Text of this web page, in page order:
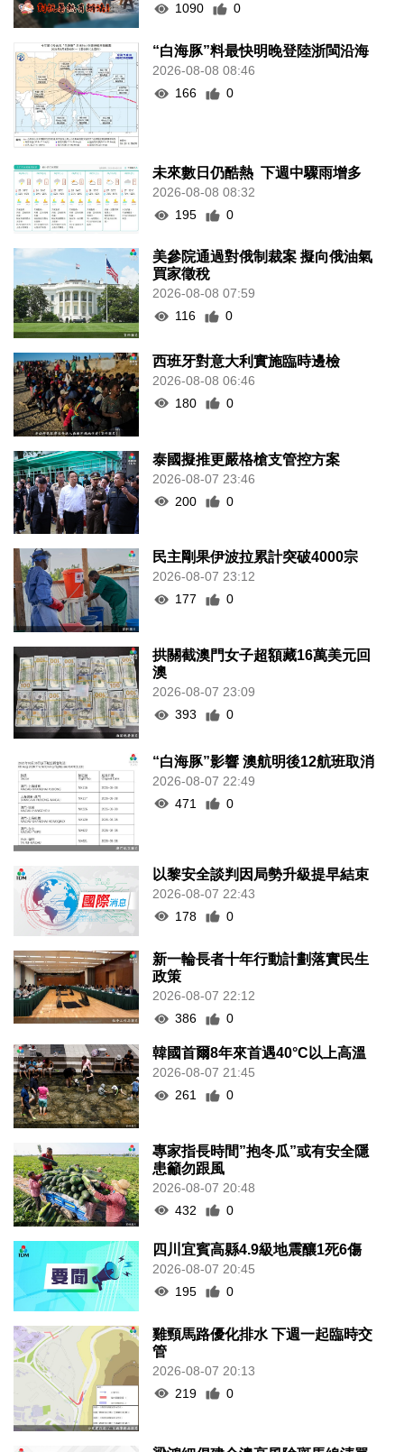
1090
0
“白海豚”料最快明晚登陸浙閩沿海
2026-08-08 08:46
166
0
未來數日仍酷熱 下週中驟雨增多
2026-08-08 08:32
195
0
美參院通過對俄制裁案 擬向俄油氣
買家徵稅
2026-08-08 07:59
116
0
西班牙對意大利實施臨時邊檢
2026-08-08 06:46
180
0
泰國擬推更嚴格槍支管控方案
2026-08-07 23:46
200
0
民主剛果伊波拉累計突破4000宗
2026-08-07 23:12
177
0
拱關截澳門女子超額藏16萬美元回
澳
2026-08-07 23:09
393
0
“白海豚”影響 澳航明後12航班取消
2026-08-07 22:49
471
0
以黎安全談判因局勢升級提早結束
2026-08-07 22:43
178
0
新一輪長者十年行動計劃落實民生
政策
2026-08-07 22:12
386
0
韓國首爾8年來首遇40°C以上高溫
2026-08-07 21:45
261
0
專家指長時間”抱冬瓜”或有安全隱
患籲勿跟風
2026-08-07 20:48
432
0
四川宜賓高縣4.9級地震釀1死6傷
2026-08-07 20:45
195
0
雞頸馬路優化排水 下週一起臨時交
管
2026-08-07 20:13
219
0